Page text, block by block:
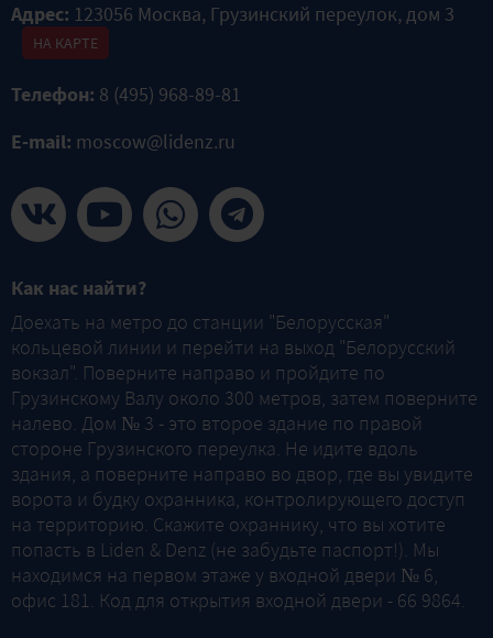
Адрес: 123056 Москва, Грузинский переулок, дом 3
НА КАРТЕ
Телефон: 8 (495) 968-89-81
E-mail: moscow@lidenz.ru
Как нас найти?
Доехать на метро до станции "Белорусская"
кольцевой линии и перейти на выход "Белорусский
вокзал". Поверните направо и пройдите по
Грузинскому Валу около 300 метров, затем поверните
налево. Дом № 3 - это второе здание по правой
стороне Грузинского переулка. Не идите вдоль
здания, а поверните направо во двор, где вы увидите
ворота и будку охранника, контролирующего доступ
на территорию. Скажите охраннику, что вы хотите
попасть в Liden & Denz (не забудьте паспорт!). Мы
находимся на первом этаже у входной двери № 6,
офис 181. Код для открытия входной двери - 66 9864.